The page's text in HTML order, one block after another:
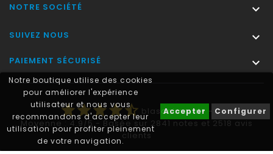
Notre boutique utilise des cookies
pour améliorer l'expérience
utilisateur et nous vous
recommandons d'accepter leur
utilisation pour profiter pleinement
de votre navigation.
Accepter Configurer
NOTRE SOCIÉTÉ 
SUIVEZ NOUS 
PAIEMENT SÉCURISÉ 
starstarstarstarstar_half blasonimmat® -
Moyenne :4.9/5- Basée sur 2841notes et2518avis
clients